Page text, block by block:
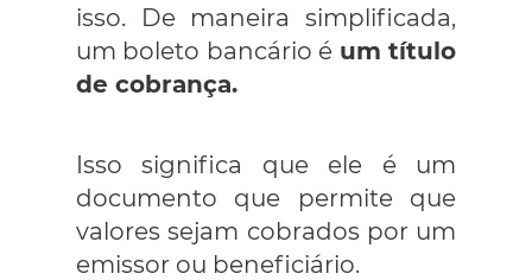
isso. De maneira simplificada,
um boleto bancário é um título
de cobrança.
Isso significa que ele é um
documento que permite que
valores sejam cobrados por um
emissor ou beneficiário.